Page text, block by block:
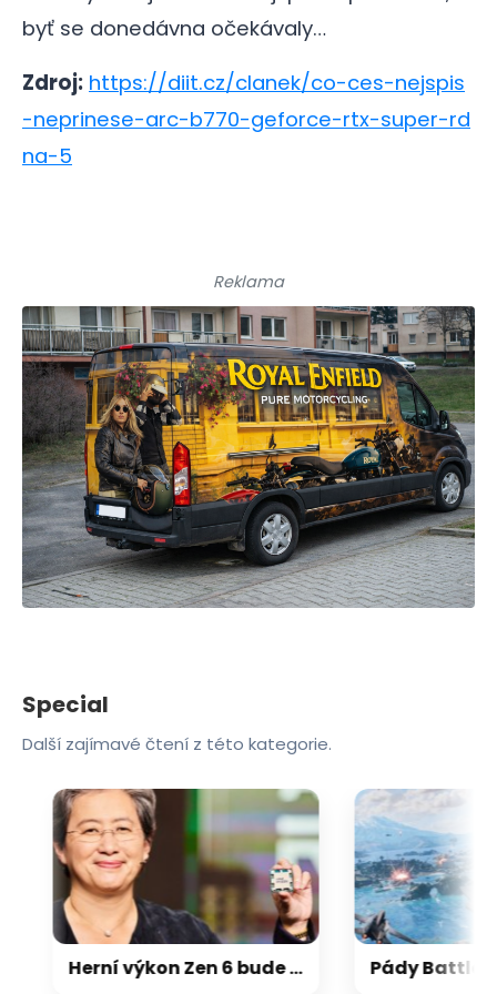
byť se donedávna očekávaly…
Zdroj: https://diit.cz/clanek/co-ces-nejspis
-neprinese-arc-b770-geforce-rtx-super-rd
na-5
Reklama
Special
Další zajímavé čtení z této kategorie.
Herní výkon Zen 6 bude 15-18 % nad Zen 5, na úrovni Zen 5 X3D